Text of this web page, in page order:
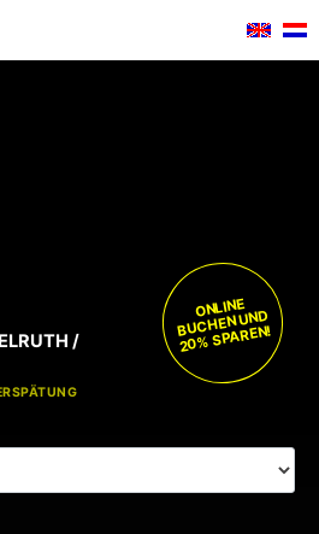
/
ONLINE
BUCHEN UND
20% SPAREN!